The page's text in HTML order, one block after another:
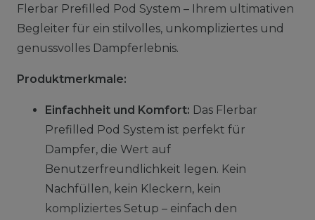
Flerbar Prefilled Pod System – Ihrem ultimativen
Begleiter für ein stilvolles, unkompliziertes und
genussvolles Dampferlebnis.
Produktmerkmale:
Einfachheit und Komfort: Das Flerbar
Prefilled Pod System ist perfekt für
Dampfer, die Wert auf
Benutzerfreundlichkeit legen. Kein
Nachfüllen, kein Kleckern, kein
kompliziertes Setup – einfach den